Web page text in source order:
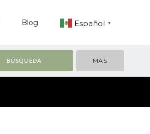
Blog Español ▼
MAS